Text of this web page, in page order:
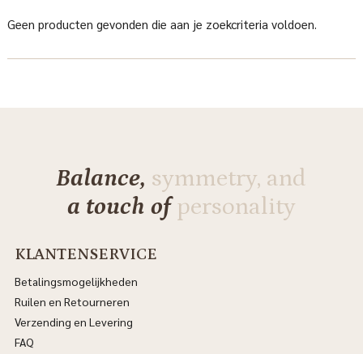
Geen producten gevonden die aan je zoekcriteria voldoen.
Balance, symmetry, and
a touch ofpersonality
KLANTENSERVICE
Betalingsmogelijkheden
Ruilen en Retourneren
Verzending en Levering
FAQ